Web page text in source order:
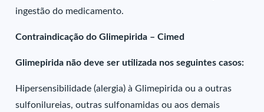
ingestão do medicamento.
Contraindicação do Glimepirida – Cimed
Glimepirida não deve ser utilizada nos seguintes casos:
Hipersensibilidade (alergia) à Glimepirida ou a outras
sulfonilureias, outras sulfonamidas ou aos demais